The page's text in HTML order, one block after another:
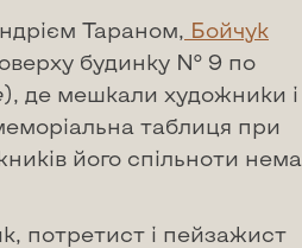
Тараном, Бойчук
будинку № 9 по
), де мешкали художники і
таблиця при
його спільноти нема
потретист і пейзажист